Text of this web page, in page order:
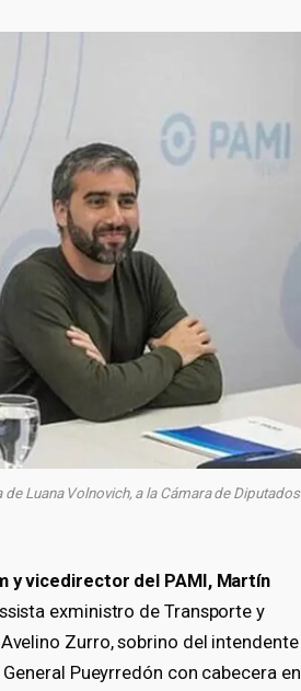
Luana Volnovich, a la Cámara de Diputados
y vicedirector del PAMI, Martín
exministro de Transporte y
Zurro, sobrino del intendente
Pueyrredón con cabecera en